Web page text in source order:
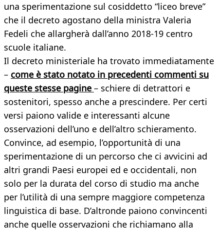
una sperimentazione sul cosiddetto “liceo breve”
che il decreto agostano della ministra Valeria
Fedeli che allargherà dall’anno 2018-19 centro
scuole italiane.
Il decreto ministeriale ha trovato immediatamente
– come è stato notato in precedenti commenti su
queste stesse pagine – schiere di detrattori e
sostenitori, spesso anche a prescindere. Per certi
versi paiono valide e interessanti alcune
osservazioni dell’uno e dell’altro schieramento.
Convince, ad esempio, l’opportunità di una
sperimentazione di un percorso che ci avvicini ad
altri grandi Paesi europei ed e occidentali, non
solo per la durata del corso di studio ma anche
per l’utilità di una sempre maggiore competenza
linguistica di base. D’altronde paiono convincenti
anche quelle osservazioni che richiamano alla